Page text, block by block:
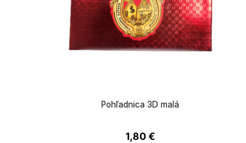
Pohľadnica 3D malá
1,80 €